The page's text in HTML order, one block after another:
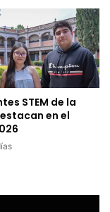
STEM de la
en el